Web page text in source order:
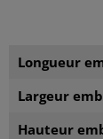
Longueur
Largeur
Hauteur